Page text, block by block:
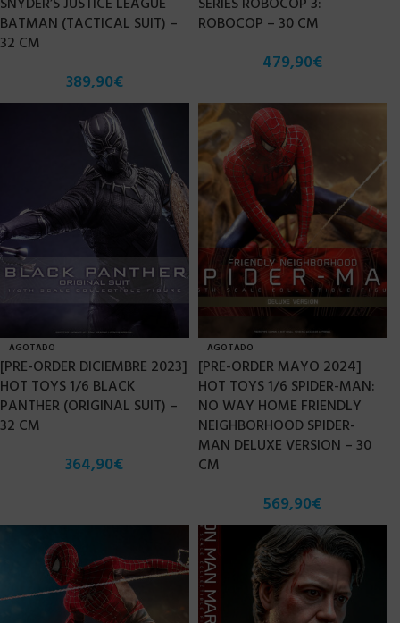
BATMAN (TACTICAL SUIT) –
32 CM
389,90€
ROBOCOP – 30 CM
479,90€
AGOTADO
[PRE-ORDER DICIEMBRE 2023]
HOT TOYS 1/6 BLACK
PANTHER (ORIGINAL SUIT) –
32 CM
364,90€
AGOTADO
[PRE-ORDER MAYO 2024]
HOT TOYS 1/6 SPIDER-MAN:
NO WAY HOME FRIENDLY
NEIGHBORHOOD SPIDER-
MAN DELUXE VERSION – 30
CM
569,90€